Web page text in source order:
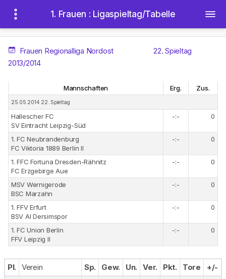
1. Frauen : Ligaspieltag/Tabelle
Frauen Regionalliga Nordost
2013/2014
22. Spieltag
Mannschaften Erg. Zus.
25.05.2014 22. Spieltag
Hallescher FC
SV Eintracht Leipzig-Süd
-:- 0
1. FC Neubrandenburg
FC Viktoria 1889 Berlin II
-:- 0
1. FFC Fortuna Dresden-Rähnitz
FC Erzgebirge Aue
-:- 0
MSV Wernigerode
BSC Marzahn
-:- 0
1. FFV Erfurt
BSV Al Dersimspor
-:- 0
1. FC Union Berlin
FFV Leipzig II
-:- 0
Pl. Verein Sp. Gew. Un. Ver. Pkt. Tore +/-